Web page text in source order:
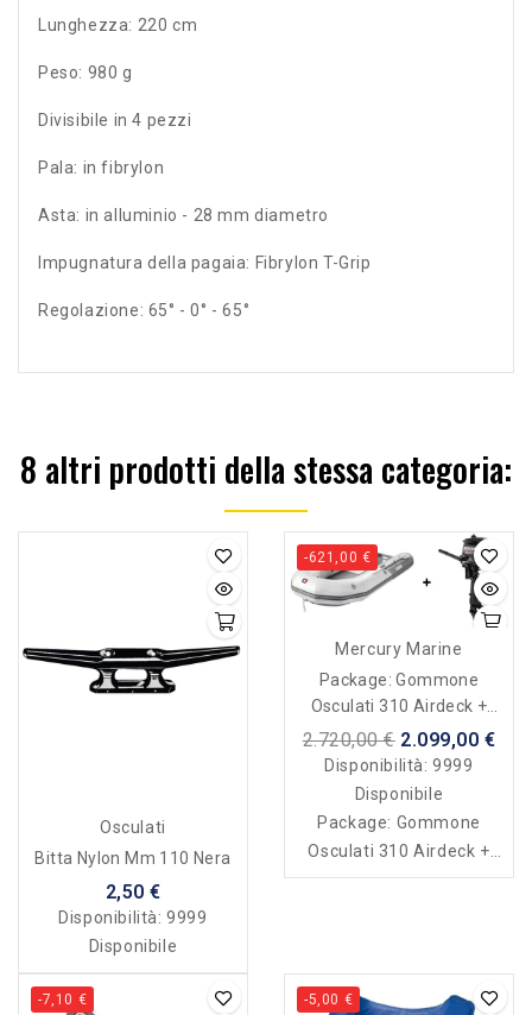
Lunghezza: 220 cm
Peso: 980 g
Divisibile in 4 pezzi
Pala: in fibrylon
Asta: in alluminio - 28 mm diametro
Impugnatura della pagaia: Fibrylon T-Grip
Regolazione: 65° - 0° - 65°
8 altri prodotti della stessa categoria:
Osculati
Bitta Nylon Mm 110 Nera
2,50 €
Disponibilità:9999
Disponibile
-621,00 €
Mercury Marine
Package: Gommone
Osculati 310 Airdeck +
Motore Mercury 4hp
FourStroke
2.720,00 € 2.099,00 €
Disponibilità:9999
Disponibile
Package: Gommone
Osculati 310 Airdeck +
Motore Mercury 4hp
-7,10 € -5,00 €